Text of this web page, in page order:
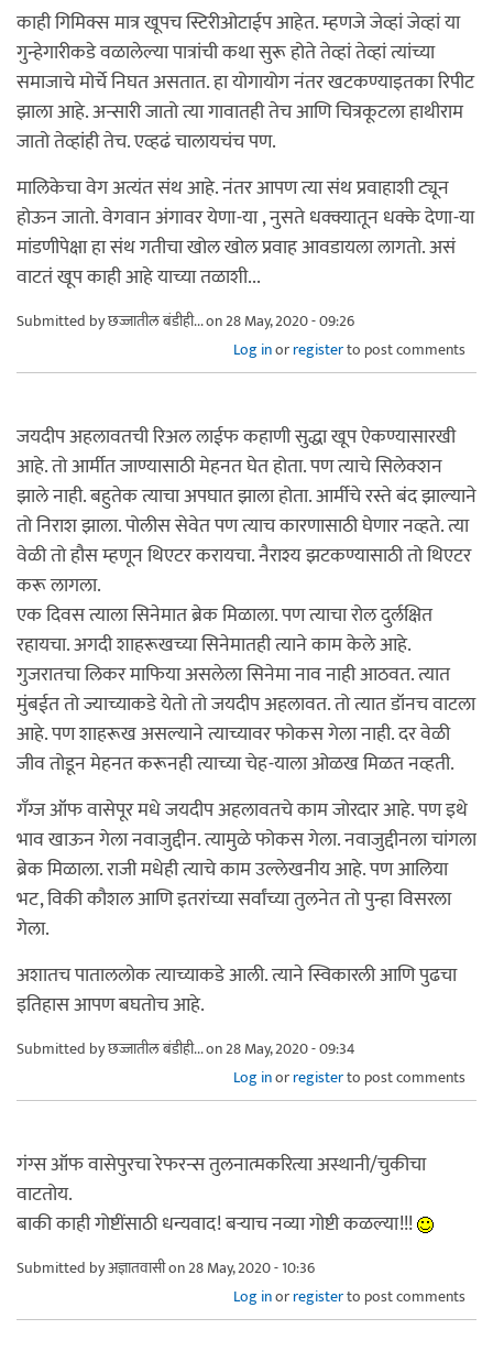
काही गिमिक्स मात्र खूपच स्टिरीओटाईप आहेत. म्हणजे जेव्हां जेव्हां या
गुन्हेगारीकडे वळालेल्या पात्रांची कथा सुरू होते तेव्हां तेव्हां त्यांच्या
समाजाचे मोर्चे निघत असतात. हा योगायोग नंतर खटकण्याइतका रिपीट
झाला आहे. अन्सारी जातो त्या गावातही तेच आणि चित्रकूटला हाथीराम
जातो तेव्हांही तेच. एव्हढं चालायचंच पण.
मालिकेचा वेग अत्यंत संथ आहे. नंतर आपण त्या संथ प्रवाहाशी ट्यून
होऊन जातो. वेगवान अंगावर येणा-या , नुसते धक्क्यातून धक्के देणा-या
मांडणीपेक्षा हा संथ गतीचा खोल खोल प्रवाह आवडायला लागतो. असं
वाटतं खूप काही आहे याच्या तळाशी...
Submitted byछज्जातील बंडीही...on 28 May, 2020 - 09:26
Log inorregisterto post comments
जयदीप अहलावतची रिअल लाईफ कहाणी सुद्धा खूप ऐकण्यासारखी
आहे. तो आर्मीत जाण्यासाठी मेहनत घेत होता. पण त्याचे सिलेक्शन
झाले नाही. बहुतेक त्याचा अपघात झाला होता. आर्मीचे रस्ते बंद झाल्याने
तो निराश झाला. पोलीस सेवेत पण त्याच कारणासाठी घेणार नव्हते. त्या
वेळी तो हौस म्हणून थिएटर करायचा. नैराश्य झटकण्यासाठी तो थिएटर
करू लागला.
एक दिवस त्याला सिनेमात ब्रेक मिळाला. पण त्याचा रोल दुर्लक्षित
रहायचा. अगदी शाहरूखच्या सिनेमातही त्याने काम केले आहे.
गुजरातचा लिकर माफिया असलेला सिनेमा नाव नाही आठवत. त्यात
मुंबईत तो ज्याच्याकडे येतो तो जयदीप अहलावत. तो त्यात डॉनच वाटला
आहे. पण शाहरूख असल्याने त्याच्यावर फोकस गेला नाही. दर वेळी
जीव तोडून मेहनत करूनही त्याच्या चेह-याला ओळख मिळत नव्हती.
गँग्ज ऑफ वासेपूर मधे जयदीप अहलावतचे काम जोरदार आहे. पण इथे
भाव खाऊन गेला नवाजुद्दीन. त्यामुळे फोकस गेला. नवाजुद्दीनला चांगला
ब्रेक मिळाला. राजी मधेही त्याचे काम उल्लेखनीय आहे. पण आलिया
भट, विकी कौशल आणि इतरांच्या सर्वांच्या तुलनेत तो पुन्हा विसरला
गेला.
अशातच पाताललोक त्याच्याकडे आली. त्याने स्विकारली आणि पुढचा
इतिहास आपण बघतोच आहे.
Submitted byछज्जातील बंडीही...on 28 May, 2020 - 09:34
Log inorregisterto post comments
गंग्स ऑफ वासेपुरचा रेफरन्स तुलनात्मकरित्या अस्थानी/चुकीचा
वाटतोय.
बाकी काही गोष्टींसाठी धन्यवाद! बऱ्याच नव्या गोष्टी कळल्या!!!
Submitted byअज्ञातवासीon 28 May, 2020 - 10:36
Log inorregisterto post comments